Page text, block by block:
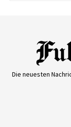
Die neuesten